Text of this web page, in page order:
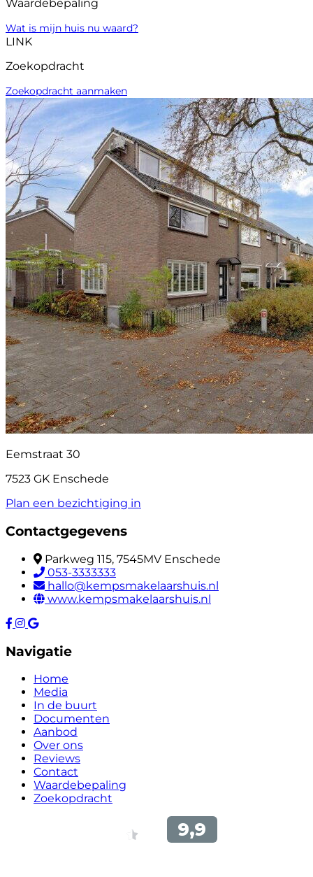
Waardebepaling
Wat is mijn huis nu waard?
LINK
Zoekopdracht
Zoekopdracht aanmaken
Eemstraat 30
7523 GK Enschede
Plan een bezichtiging in
Contactgegevens
Parkweg 115, 7545MV Enschede
053-3333333
hallo@kempsmakelaarshuis.nl
www.kempsmakelaarshuis.nl
Navigatie
Home
Media
In de buurt
Documenten
Aanbod
Over ons
Reviews
Contact
Waardebepaling
Zoekopdracht